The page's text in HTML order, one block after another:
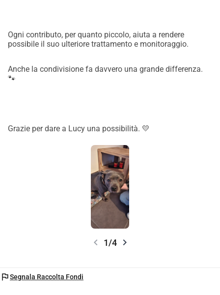
Ogni contributo, per quanto piccolo, aiuta a rendere
possibile il suo ulteriore trattamento e monitoraggio.
Anche la condivisione fa davvero una grande differenza.
🐾
Grazie per dare a Lucy una possibilità. 💛
chevron_left 1/4 chevron_right
flagSegnala Raccolta Fondi